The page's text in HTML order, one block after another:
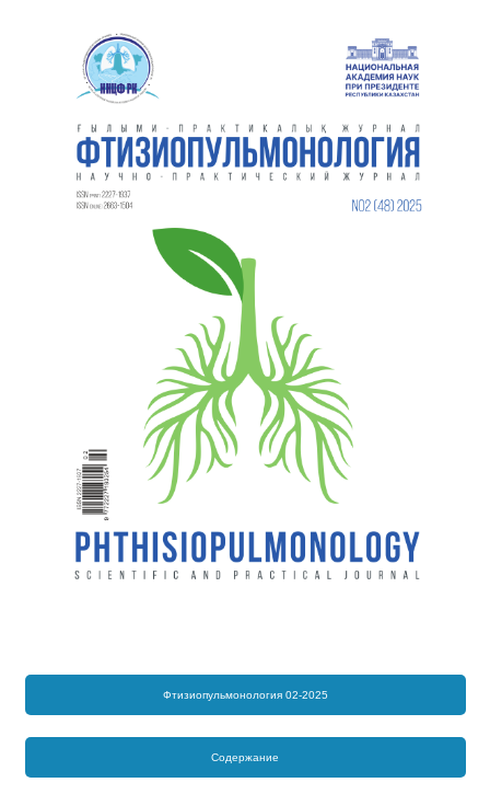
Фтизиопульмонология 02-2025
Содержание